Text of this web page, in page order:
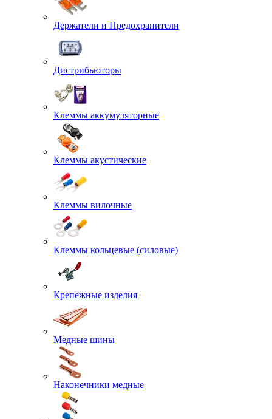
Держатели и Предохранители
Дистрибьюторы
Клеммы аккумуляторные
Клеммы акустические
Клеммы вилочные
Клеммы кольцевые (силовые)
Крепежные изделия
Медные шины
Наконечники медные